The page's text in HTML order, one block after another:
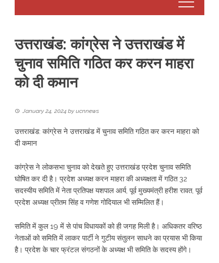
उत्तराखंड: कांग्रेस ने उत्तराखंड में
चुनाव समिति गठित कर करन माहरा
को दी कमान
January 24, 2024 by ucnnews
उत्तराखंड: कांग्रेस ने उत्तराखंड में चुनाव समिति गठित कर करन माहरा को
दी कमान
कांग्रेस ने लोकसभा चुनाव को देखते हुए उत्तराखंड प्रदेश चुनाव समिति
घोषित कर दी है। प्रदेश अध्यक्ष करन माहरा की अध्यक्षता में गठित 32
सदस्यीय समिति में नेता प्रतिपक्ष यशपाल आर्य, पूर्व मुख्यमंत्री हरीश रावत, पूर्व
प्रदेश अध्यक्ष प्रीतम सिंह व गणेश गोदियाल भी सम्मिलित हैं।
समिति में कुल 19 में से पांच विधायकों को ही जगह मिली है। अधिकतर वरिष्ठ
नेताओं को समिति में लाकर पार्टी ने गुटीय संतुलन साधने का प्रयास भी किया
है। प्रदेश के चार फ्रंटल संगठनों के अध्यक्ष भी समिति के सदस्य होंगे।